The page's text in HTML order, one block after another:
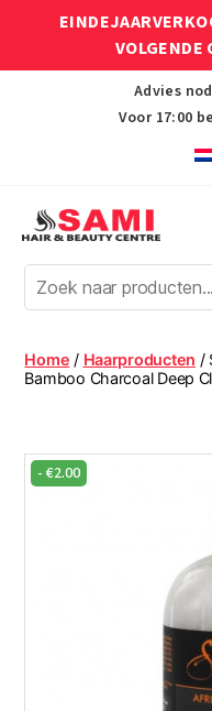
VOLGENDE
Advies
Voor 17:00
Afro
Hair
Beauty
Centre
Home / Haarproducten /
Bamboo Charcoal Deep
-€2.00